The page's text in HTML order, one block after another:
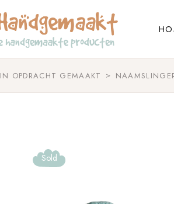
IN OPDRACHT GEMAAKT
Sold